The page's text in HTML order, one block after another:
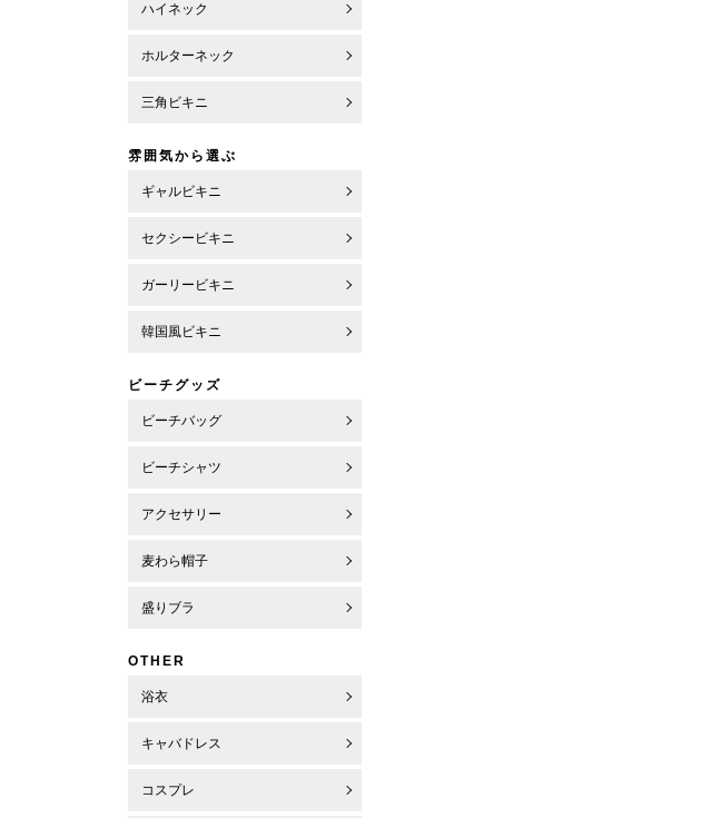
ハイネック
ホルターネック
三角ビキニ
雰囲気から選ぶ
ギャルビキニ
セクシービキニ
ガーリービキニ
韓国風ビキニ
ビーチグッズ
ビーチバッグ
ビーチシャツ
アクセサリー
麦わら帽子
盛りブラ
OTHER
浴衣
キャバドレス
コスプレ